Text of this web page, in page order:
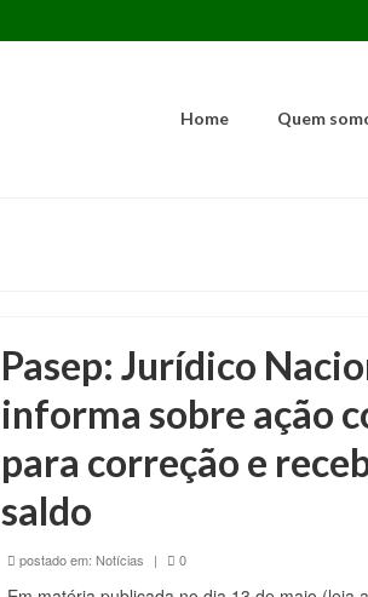
Home Quem
Pasep: Jurídico
informa sobre ação
para correção e
saldo
postado em: Notícias | 0